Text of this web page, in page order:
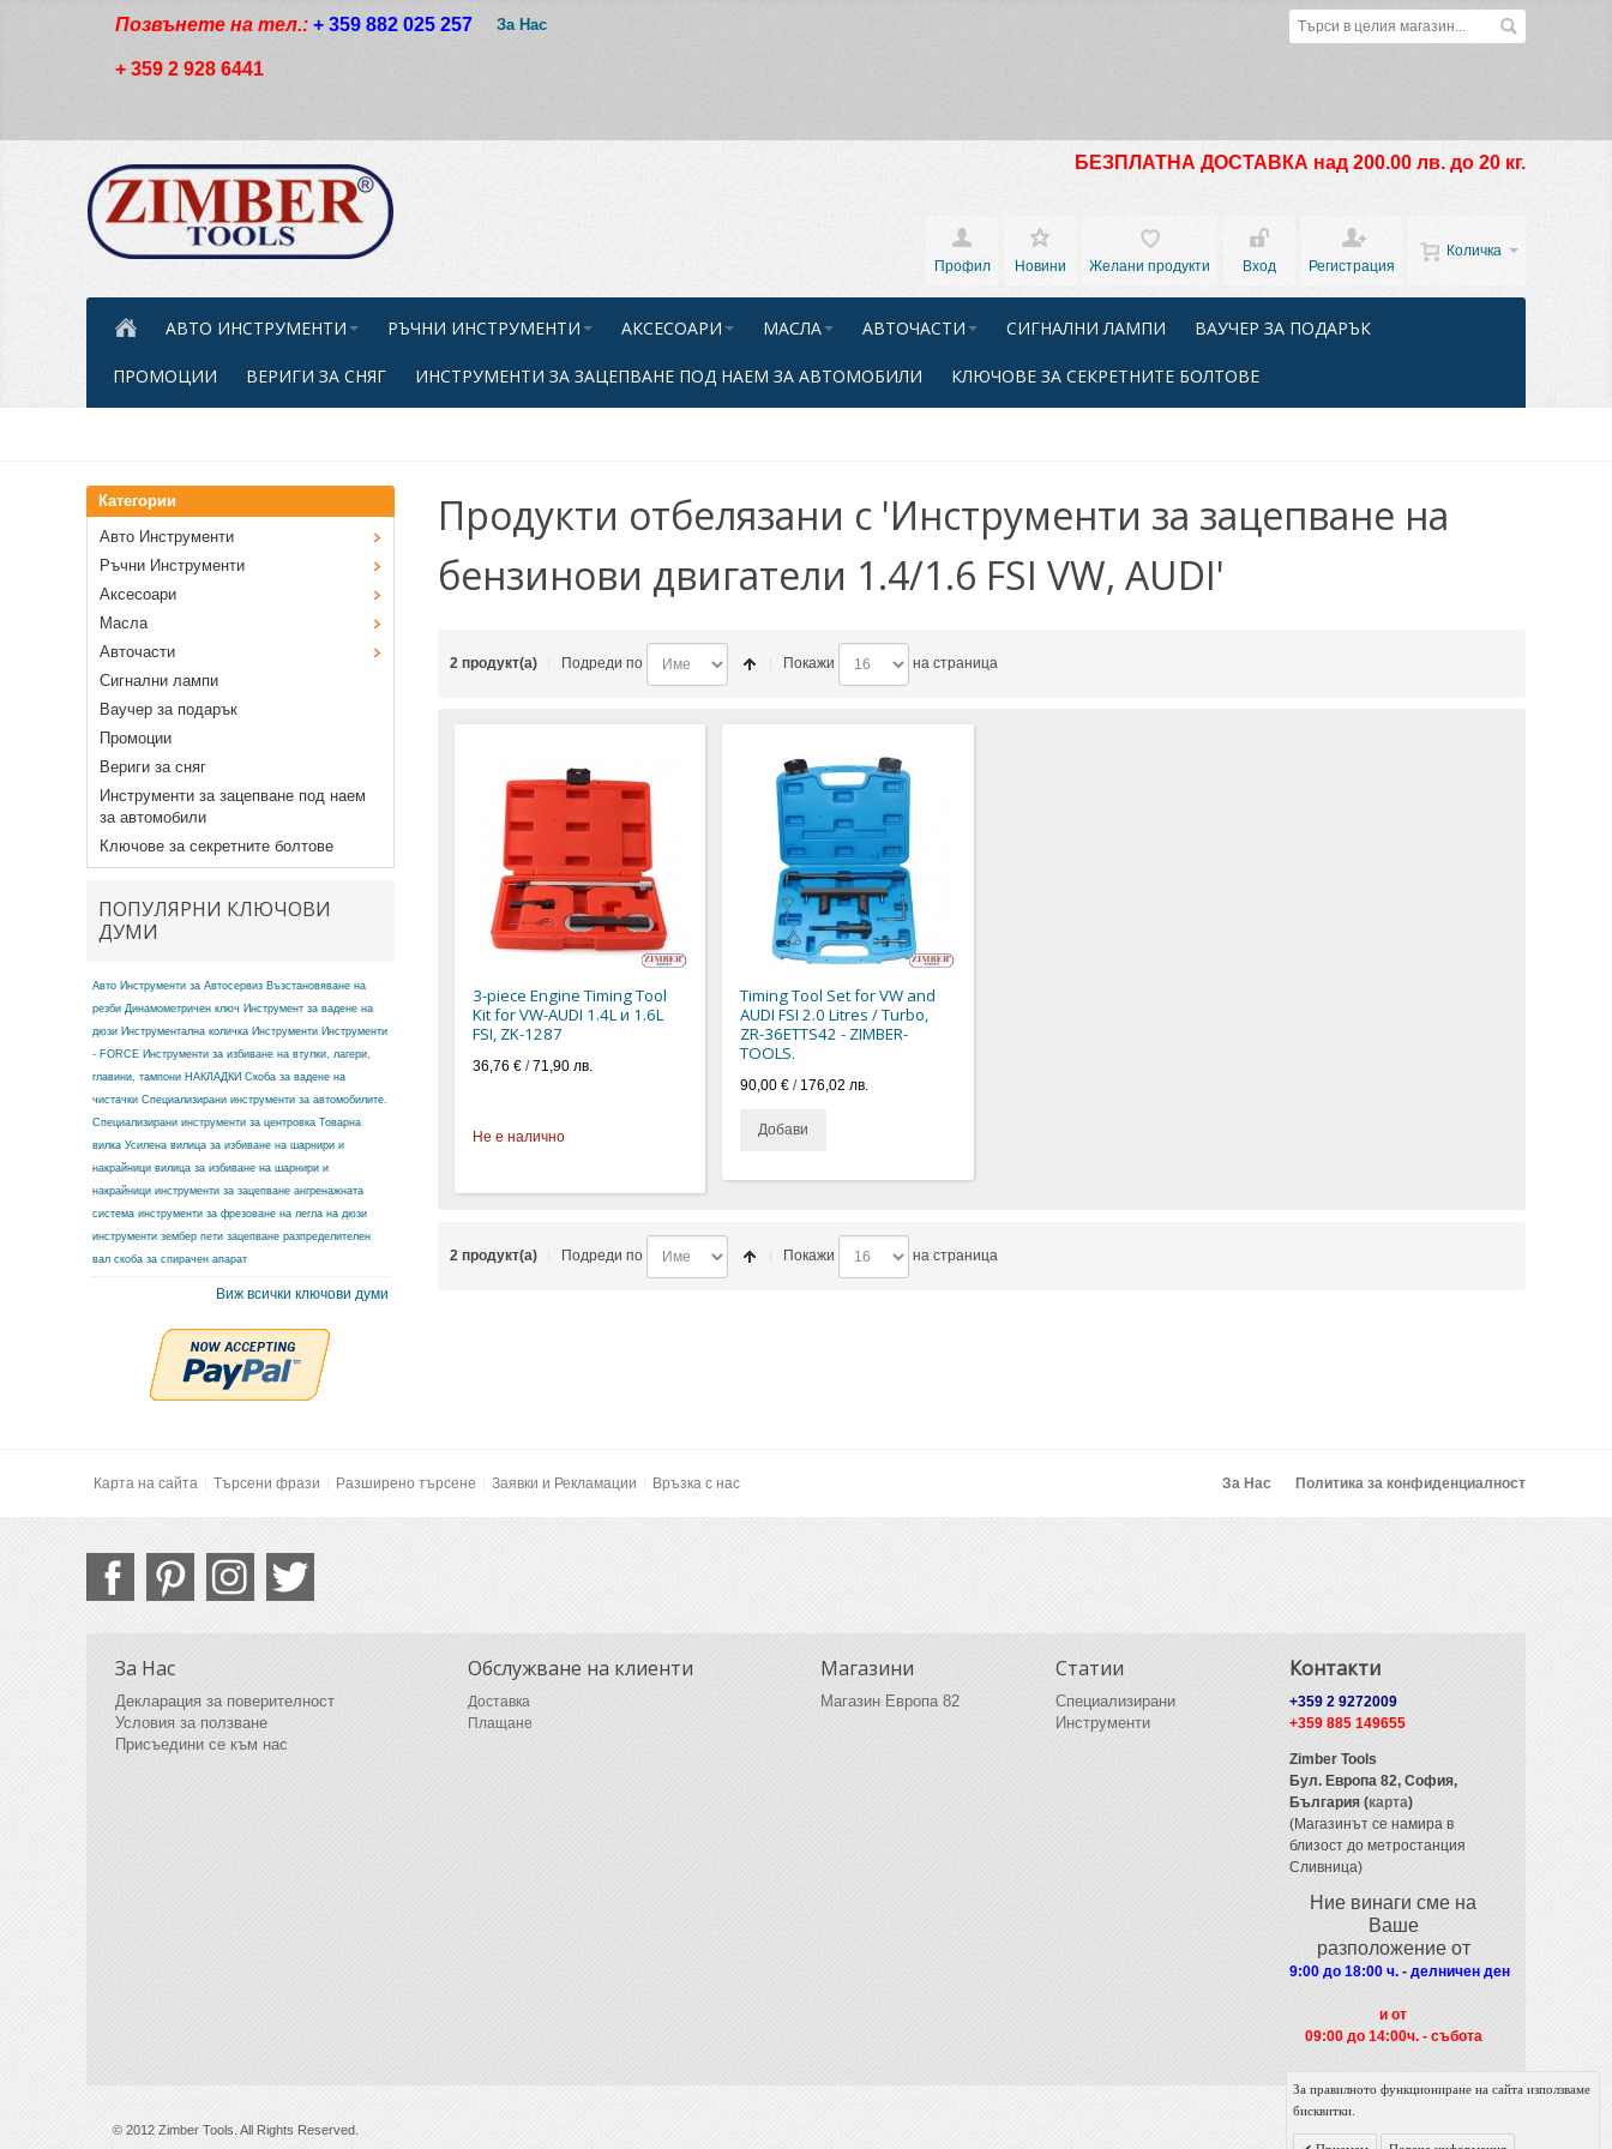
Позвънете на тел.: + 359 882 025 257
+ 359 2 928 6441
За Нас
БЕЗПЛАТНА ДОСТАВКА над 200.00 лв. до 20 кг.
Количка
Профил
Новини Желани продукти Вход Регистрация
АВТО ИНСТРУМЕНТИ РЪЧНИ ИНСТРУМЕНТИ АКСЕСОАРИ МАСЛА АВТОЧАСТИ СИГНАЛНИ ЛАМПИ ВАУЧЕР ЗА ПОДАРЪК
ПРОМОЦИИ ВЕРИГИ ЗА СНЯГ ИНСТРУМЕНТИ ЗА ЗАЦЕПВАНЕ ПОД НАЕМ ЗА АВТОМОБИЛИ КЛЮЧОВЕ ЗА СЕКРЕТНИТЕ БОЛТОВЕ
Продукти отбелязани с 'Инструменти за зацепване на
бензинови двигатели 1.4/1.6 FSI VW, AUDI'
2 продукт(а) Подреди по Покажи на страница
3-piece Engine Timing Tool
Kit for VW-AUDI 1.4L и 1.6L
FSI, ZK-1287
36,76 € /71,90 лв.
Не е налично
Timing Tool Set for VW and
AUDI FSI 2.0 Litres / Turbo,
ZR-36ETTS42 - ZIMBER-
TOOLS.
90,00 € / 176,02 лв.
Добави
2 продукт(а) Подреди по Покажи на страница
Категории
Авто Инструменти
Ръчни Инструменти
Аксесоари
Масла
Авточасти
Сигнални лампи
Ваучер за подарък
Промоции
Вериги за сняг
Инструменти за зацепване под наем
за автомобили
Ключове за секретните болтове
ПОПУЛЯРНИ КЛЮЧОВИ
ДУМИ
Авто Инструменти за Автосервиз Възстановяване на
резби Динамометричен ключ Инструмент за вадене на
дюзи Инструментална количка Инструменти Инструменти
- FORCE Инструменти за избиване на втулки, лагери,
главини, тампони НАКЛАДКИ Скоба за вадене на
чистачки Специализирани инструменти за автомобилите.
Специализирани инструменти за центровка Товарна
вилка Усилена вилица за избиване на шарнири и
накрайници вилица за избиване на шарнири и
накрайници инструменти за зацепване ангренажната
система инструменти за фрезоване на легла на дюзи
инструменти зембер пети зацепване разпределителен
вал скоба за спирачен апарат
Виж всички ключови думи
Карта на сайта Търсени фрази Разширено търсене Заявки и Рекламации Връзка с нас За Нас Политика за конфиденциалност
За Нас
Декларация за поверителност
Условия за ползване
Присъедини се към нас
Обслужване на клиенти
Доставка
Плащане
Магазини
Магазин Европа 82
Статии
Специализирани
Инструменти
Контакти
+359 2 9272009
+359 885 149655
Zimber Tools
Бул. Европа 82,София,
България (карта)
(Магазинът се намира в
близост до метростанция
Сливница)
Ние винаги сме на
Ваше
разположение от
9:00 до 18:00 ч. - делничен ден
и от
09:00 до 14:00ч. - събота
© 2012 Zimber Tools. All Rights Reserved.
За правилното функциониране на сайта използваме
бисквитки.